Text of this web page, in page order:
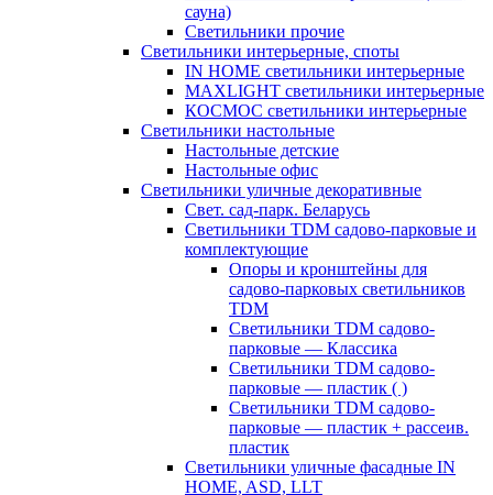
сауна)
Светильники прочие
Светильники интерьерные, споты
IN HOME светильники интерьерные
MAXLIGHT светильники интерьерные
КОСМОС светильники интерьерные
Светильники настольные
Настольные детские
Настольные офис
Светильники уличные декоративные
Свет. сад-парк. Беларусь
Светильники TDM садово-парковые и
комплектующие
Опоры и кронштейны для
садово-парковых светильников
TDM
Светильники TDM садово-
парковые — Классика
Светильники TDM садово-
парковые — пластик ( )
Светильники TDM садово-
парковые — пластик + рассеив.
пластик
Светильники уличные фасадные IN
HOME, ASD, LLT